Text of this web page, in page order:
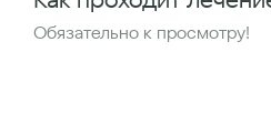
Обязательно к просмотру!